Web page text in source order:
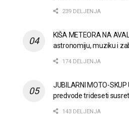
239 DELJENJA
KIŠA METEORA NA
astronomiju, muziku i
174 DELJENJA
JUBILARNI MOTO-SKUP
predvode trideseti
143 DELJENJA